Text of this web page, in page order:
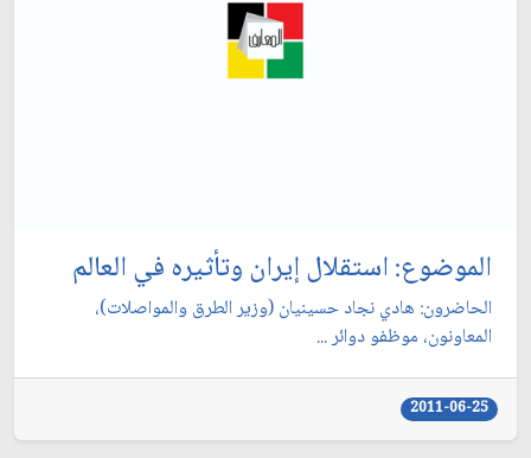
الموضوع: استقلال إيران وتأثيره في العالم‏
الحاضرون: هادي نجاد حسينيان (وزير الطرق والمواصلات)،
المعاونون، موظفو دوائر ...
2011-06-25